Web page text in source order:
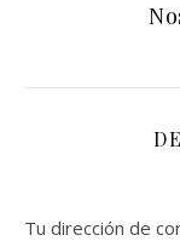
Tu dirección de